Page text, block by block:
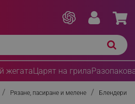
жегатаЦарят на грила
Рязане, пасиране и мелене Блендери